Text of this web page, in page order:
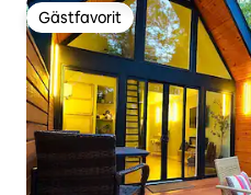
Gästfavorit
Gästfavorit